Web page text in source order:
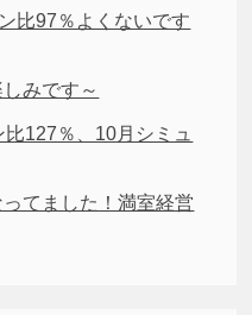
比97％よくないです
みです～
127％、10月シミュ
てました！満室経営